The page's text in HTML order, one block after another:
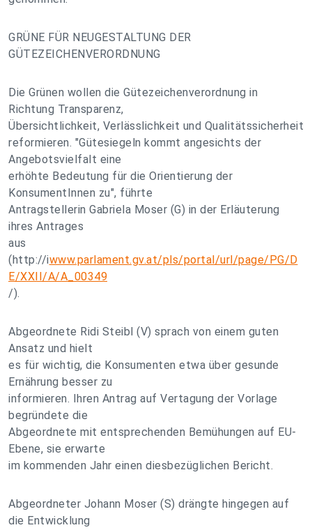
GRÜNE FÜR NEUGESTALTUNG DER
GÜTEZEICHENVERORDNUNG
Die Grünen wollen die Gütezeichenverordnung in
Richtung Transparenz,
Übersichtlichkeit, Verlässlichkeit und Qualitätssicherheit
reformieren. "Gütesiegeln kommt angesichts der
Angebotsvielfalt eine
erhöhte Bedeutung für die Orientierung der
KonsumentInnen zu", führte
Antragstellerin Gabriela Moser (G) in der Erläuterung
ihres Antrages
aus
(http://iwww.parlament.gv.at/pls/portal/url/page/PG/D
E/XXII/A/A_00349
/).
Abgeordnete Ridi Steibl (V) sprach von einem guten
Ansatz und hielt
es für wichtig, die Konsumenten etwa über gesunde
Ernährung besser zu
informieren. Ihren Antrag auf Vertagung der Vorlage
begründete die
Abgeordnete mit entsprechenden Bemühungen auf EU-
Ebene, sie erwarte
im kommenden Jahr einen diesbezüglichen Bericht.
Abgeordneter Johann Moser (S) drängte hingegen auf
die Entwicklung